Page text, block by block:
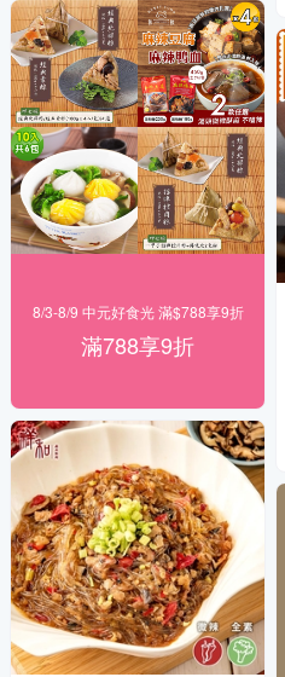
8/3-8/9 中元好食光 滿$788享9折
滿788享9折